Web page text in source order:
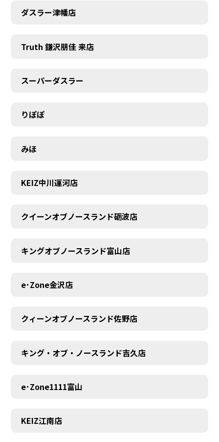
MEMBER
ダスラー津幡店
Truth 鎌沢朋佳 来店
スーパーダスラー
りぽぽ
みほ
KEIZ中川運河店
クイーンオブノースランド砺波店
キングオブノースランド富山店
e･Zone金沢店
クィーンオブノースランド佐野店
キング・オブ・ノースランド吉久店
e･Zone1111富山
KEIZ江南店